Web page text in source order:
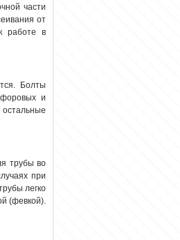
части
от
работе в
Болты
и
трубы во
при
легко
(февкой).